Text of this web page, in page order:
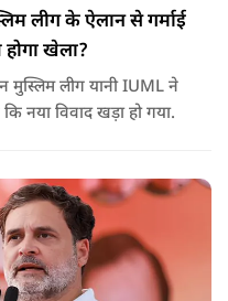
लीग के ऐलान से गर्माई
खेला?
मुस्लिम लीग यानी IUML ने
नया विवाद खड़ा हो गया.